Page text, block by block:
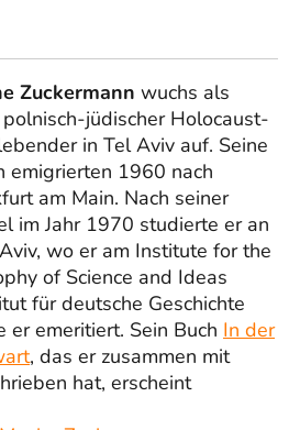
Zuckermann wuchs als
polnisch-jüdischer Holocaust-
in Tel Aviv auf. Seine
emigrierten 1960 nach
am Main. Nach seiner
im Jahr 1970 studierte er an
wo er am Institute for the
of Science and Ideas
für deutsche Geschichte
emeritiert. Sein Buch In der
, das er zusammen mit
hat, erscheint